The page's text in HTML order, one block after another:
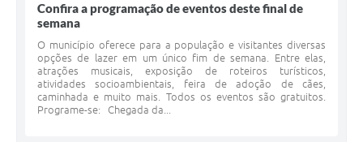
Confira a programação de eventos deste final de
semana
O município oferece para a população e visitantes diversas
opções de lazer em um único fim de semana. Entre elas,
atrações musicais, exposição de roteiros turísticos,
atividades socioambientais, feira de adoção de cães,
caminhada e muito mais. Todos os eventos são gratuitos.
Programe-se: Chegada da...